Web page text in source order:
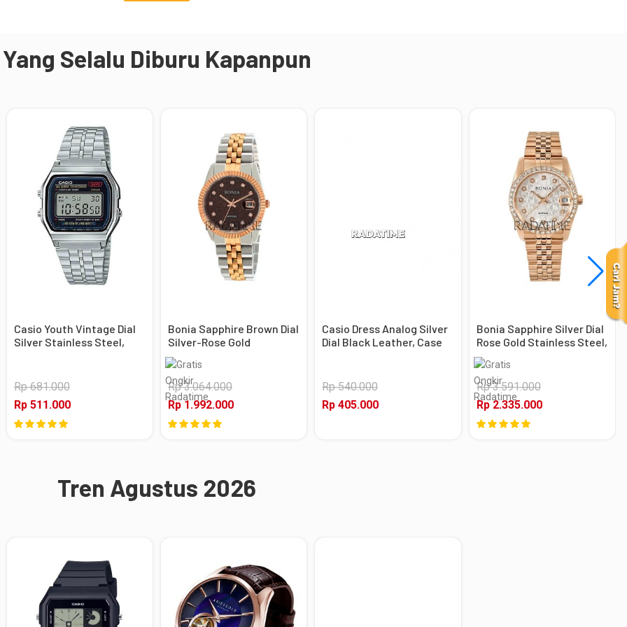
Yang Selalu Diburu Kapanpun
Casio Youth Vintage Dial
Silver Stainless Steel,
Rp 681.000
Rp 511.000
Bonia Sapphire Brown Dial
Silver-Rose Gold
Stainless Steel, Case
Silver-Rose Gold
Rp 3.064.000
Rp 1.992.000
Casio Dress Analog Silver
Dial Black Leather, Case
Rp 540.000
Rp 405.000
Bonia Sapphire Silver Dial
Rose Gold Stainless Steel,
Case Rose Gold
Rp 3.591.000
Rp 2.335.000
Tren Agustus 2026